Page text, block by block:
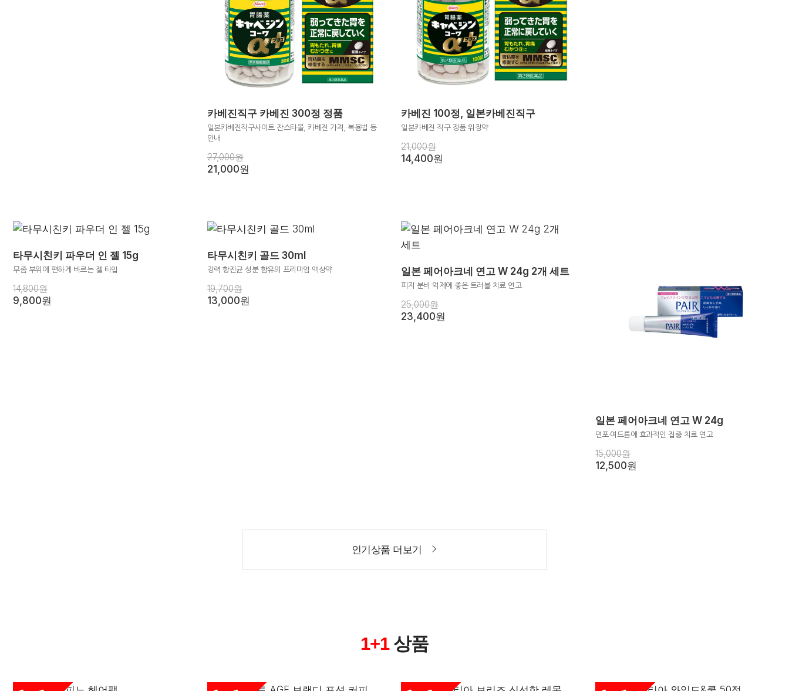
카베진직구 카베진 300정 정품
일본카베진직구사이트 잔스타몰, 카베진 가격, 복용법 등
안내
27,000원
21,000원
카베진 100정, 일본카베진직구
일본카베진 직구 정품 위장약
21,000원
14,400원
타무시친키 파우더 인 젤 15g
무좀 부위에 편하게 바르는 젤 타입
14,800원
9,800원
타무시친키 골드 30ml
강력 항진균 성분 함유의 프리미엄 액상약
19,700원
13,000원
일본 페어아크네 연고 W 24g 2개 세트
피지 분비 억제에 좋은 트러블 치료 연고
25,000원
23,400원
일본 페어아크네 연고 W 24g
면포·여드름에 효과적인 집중 치료 연고
15,000원
12,500원
인기상품 더보기
1+1상품